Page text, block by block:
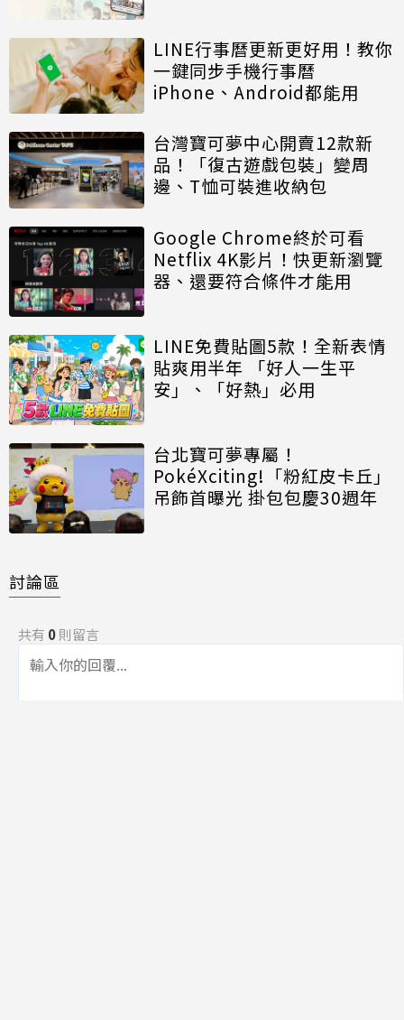
LINE行事曆更新更好用！教你
一鍵同步手機行事曆
iPhone、Android都能用
台灣寶可夢中心開賣12款新
品！「復古遊戲包裝」變周
邊、T恤可裝進收納包
Google Chrome終於可看
Netflix 4K影片！快更新瀏覽
器、還要符合條件才能用
LINE免費貼圖5款！全新表情
貼爽用半年 「好人一生平
安」、「好熱」必用
台北寶可夢專屬！
PokéXciting!「粉紅皮卡丘」
吊飾首曝光 掛包包慶30週年
討論區
共有 0則留言